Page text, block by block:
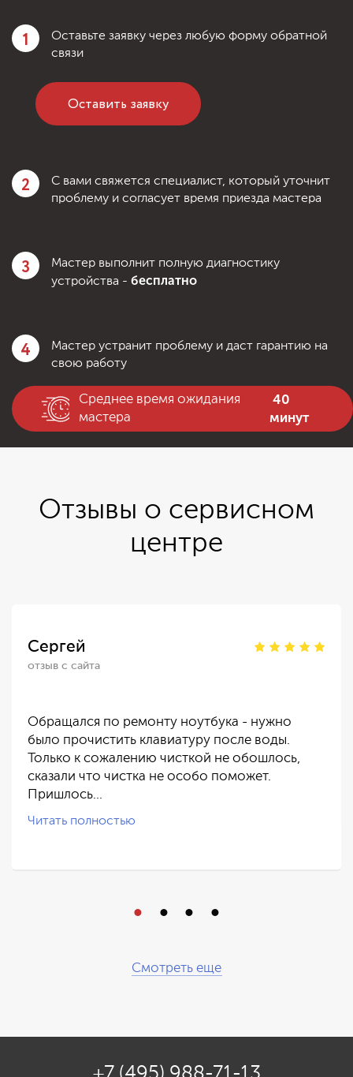
1
Оставьте заявку через любую форму обратной
связи
Оставить заявку
2
С вами свяжется специалист, который уточнит
проблему и согласует время приезда мастера
3
Мастер выполнит полную диагностику
устройства - бесплатно
4
Мастер устранит проблему и даст гарантию на
свою работу
Среднее время ожидания
мастера
40
минут
Отзывы о сервисном
центре
Сергей
отзыв с сайта
Обращался по ремонту ноутбука - нужно
было прочистить клавиатуру после воды.
Только к сожалению чисткой не обошлось,
сказали что чистка не особо поможет.
Пришлось…
Читать полностью
Смотреть еще